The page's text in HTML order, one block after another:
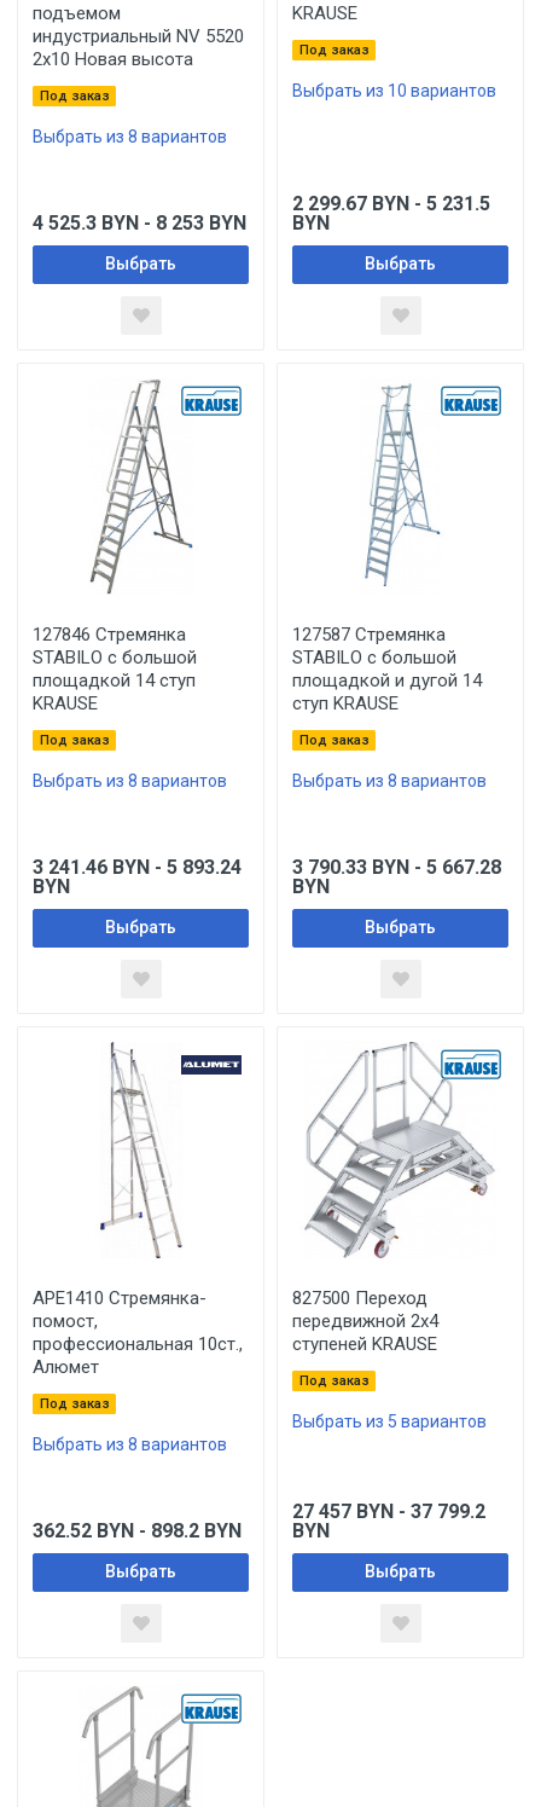
подъемом
индустриальный NV 5520
2x10 Новая высота
Под заказ
Выбрать из 8 вариантов
4 525.3 BYN - 8 253 BYN
Выбрать
KRAUSE
Под заказ
Выбрать из 10 вариантов
2 299.67 BYN - 5 231.5
BYN
Выбрать
127846 Стремянка
STABILO с большой
площадкой 14 ступ
KRAUSE
Под заказ
Выбрать из 8 вариантов
3 241.46 BYN - 5 893.24
BYN
Выбрать
127587 Стремянка
STABILO с большой
площадкой и дугой 14
ступ KRAUSE
Под заказ
Выбрать из 8 вариантов
3 790.33 BYN - 5 667.28
BYN
Выбрать
APE1410 Стремянка-
помост,
профессиональная 10ст.,
Алюмет
Под заказ
Выбрать из 8 вариантов
362.52 BYN - 898.2 BYN
Выбрать
827500 Переход
передвижной 2х4
ступеней KRAUSE
Под заказ
Выбрать из 5 вариантов
27 457 BYN - 37 799.2
BYN
Выбрать